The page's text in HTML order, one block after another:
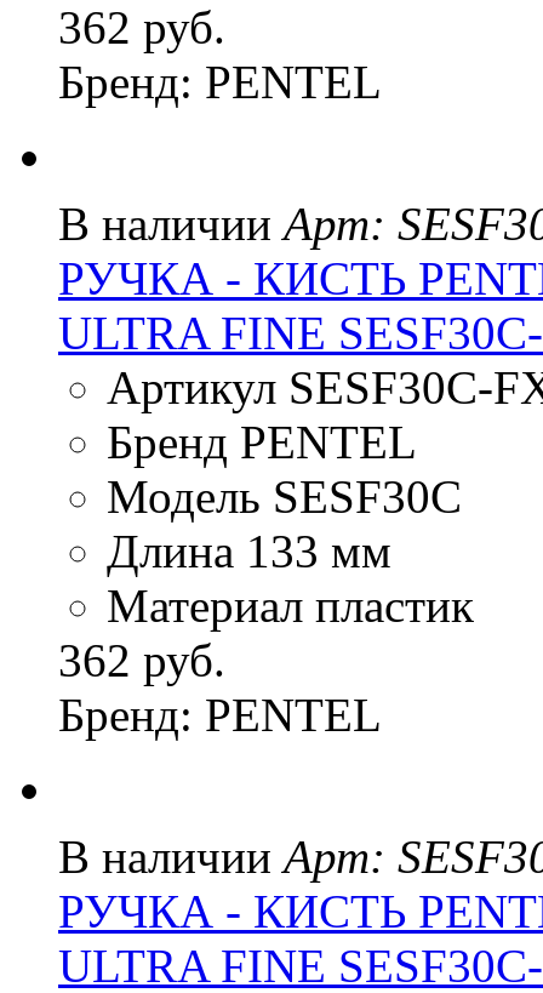
362 руб.
Бренд: PENTEL
В наличии Арт:
РУЧКА - КИСТЬ
ULTRA FINE
Артикул SESF30C-
Бренд PENTEL
Модель SESF30C
Длина 133 мм
Материал пластик
362 руб.
Бренд: PENTEL
В наличии Арт:
РУЧКА - КИСТЬ
ULTRA FINE